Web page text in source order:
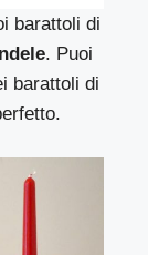
barattoli di
. Puoi
barattoli di